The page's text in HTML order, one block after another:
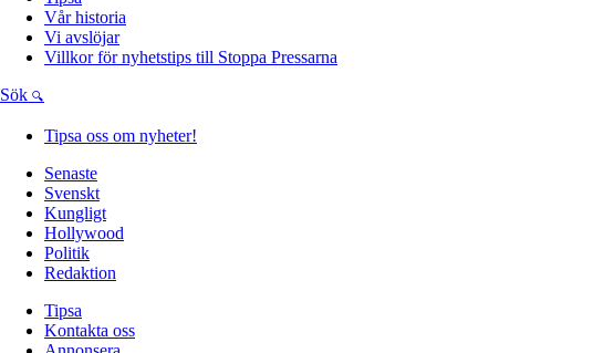
Vår historia
Vi avslöjar
Villkor för nyhetstips till Stoppa Pressarna
Sök
Tipsa oss om nyheter!
Senaste
Svenskt
Kungligt
Hollywood
Politik
Redaktion
Tipsa
Kontakta oss